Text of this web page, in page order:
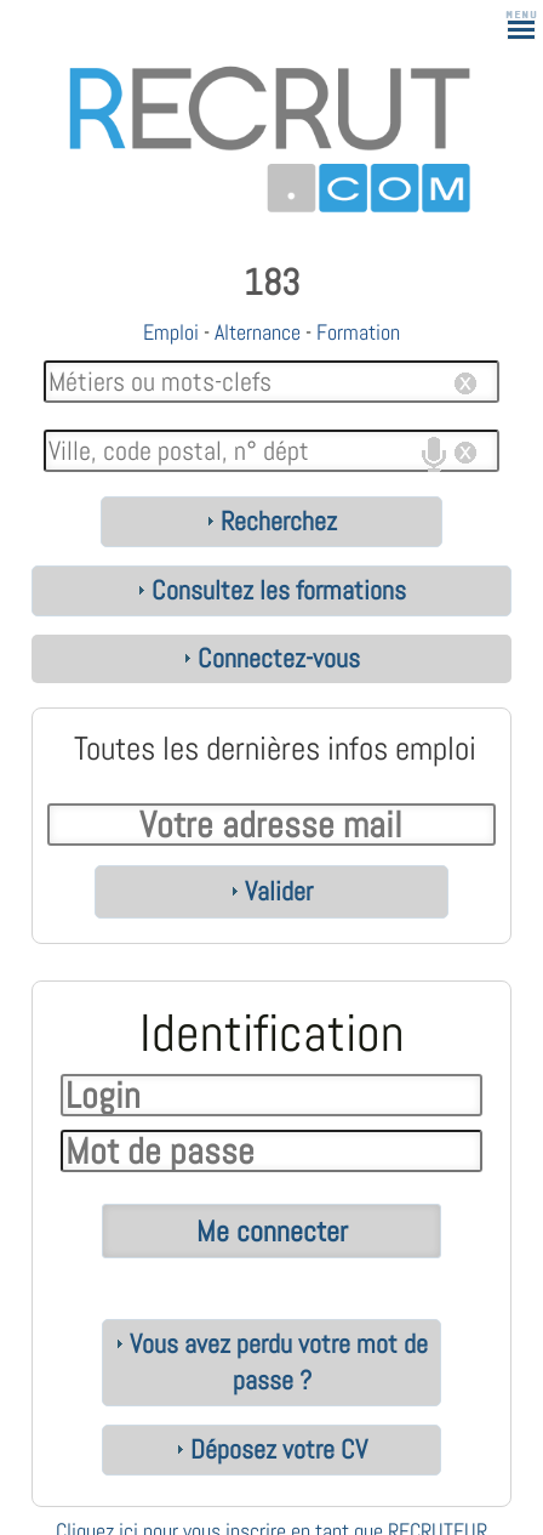
183
Emploi -Alternance - Formation
Recherchez
Consultez les formations
Connectez-vous
Toutes les dernières infos emploi
Valider
Identification
Vous avez perdu votre mot de
passe ?
Déposez votre CV